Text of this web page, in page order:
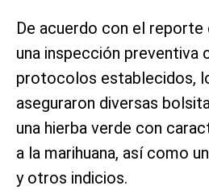
De acuerdo con el
una inspección preventiva
protocolos establecidos,
aseguraron diversas
una hierba verde con
a la marihuana, así como
y otros indicios.